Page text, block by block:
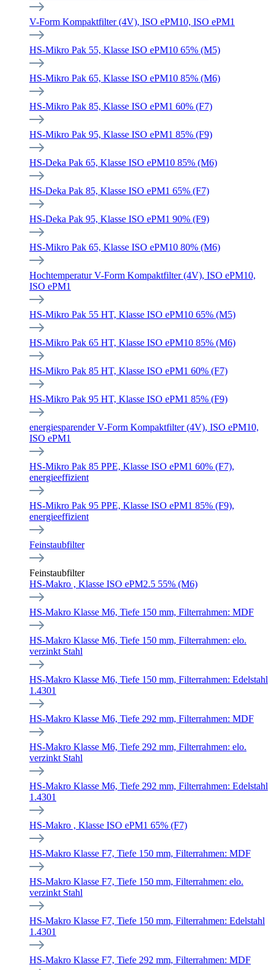
V-Form Kompaktfilter (4V), ISO ePM10, ISO ePM1
HS-Mikro Pak 55, Klasse ISO ePM10 65% (M5)
HS-Mikro Pak 65, Klasse ISO ePM10 85% (M6)
HS-Mikro Pak 85, Klasse ISO ePM1 60% (F7)
HS-Mikro Pak 95, Klasse ISO ePM1 85% (F9)
HS-Deka Pak 65, Klasse ISO ePM10 85% (M6)
HS-Deka Pak 85, Klasse ISO ePM1 65% (F7)
HS-Deka Pak 95, Klasse ISO ePM1 90% (F9)
HS-Mikro Pak 65, Klasse ISO ePM10 80% (M6)
Hochtemperatur V-Form Kompaktfilter (4V), ISO ePM10,
ISO ePM1
HS-Mikro Pak 55 HT, Klasse ISO ePM10 65% (M5)
HS-Mikro Pak 65 HT, Klasse ISO ePM10 85% (M6)
HS-Mikro Pak 85 HT, Klasse ISO ePM1 60% (F7)
HS-Mikro Pak 95 HT, Klasse ISO ePM1 85% (F9)
energiesparender V-Form Kompaktfilter (4V), ISO ePM10,
ISO ePM1
HS-Mikro Pak 85 PPE, Klasse ISO ePM1 60% (F7),
energieeffizient
HS-Mikro Pak 95 PPE, Klasse ISO ePM1 85% (F9),
energieeffizient
Feinstaubfilter
Feinstaubfilter
HS-Makro , Klasse ISO ePM2.5 55% (M6)
HS-Makro Klasse M6, Tiefe 150 mm, Filterrahmen: MDF
HS-Makro Klasse M6, Tiefe 150 mm, Filterrahmen: elo.
verzinkt Stahl
HS-Makro Klasse M6, Tiefe 150 mm, Filterrahmen: Edelstahl
1.4301
HS-Makro Klasse M6, Tiefe 292 mm, Filterrahmen: MDF
HS-Makro Klasse M6, Tiefe 292 mm, Filterrahmen: elo.
verzinkt Stahl
HS-Makro Klasse M6, Tiefe 292 mm, Filterrahmen: Edelstahl
1.4301
HS-Makro , Klasse ISO ePM1 65% (F7)
HS-Makro Klasse F7, Tiefe 150 mm, Filterrahmen: MDF
HS-Makro Klasse F7, Tiefe 150 mm, Filterrahmen: elo.
verzinkt Stahl
HS-Makro Klasse F7, Tiefe 150 mm, Filterrahmen: Edelstahl
1.4301
HS-Makro Klasse F7, Tiefe 292 mm, Filterrahmen: MDF